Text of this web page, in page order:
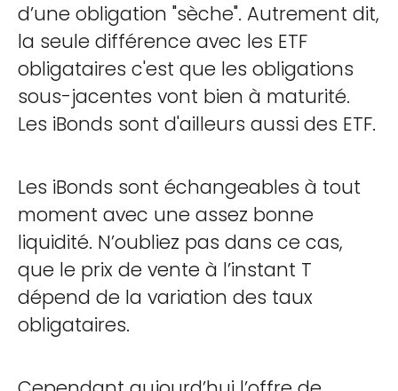
d’une obligation "sèche". Autrement dit,
la seule différence avec les ETF
obligataires c'est que les obligations
sous-jacentes vont bien à maturité.
Les iBonds sont d'ailleurs aussi des ETF.
Les iBonds sont échangeables à tout
moment avec une assez bonne
liquidité. N’oubliez pas dans ce cas,
que le prix de vente à l’instant T
dépend de la variation des taux
obligataires.